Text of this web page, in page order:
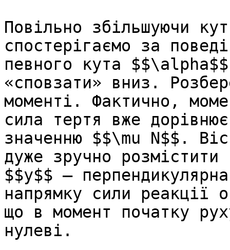
Повiльно збiльшуючи
спостерiгаємо за
певного кута
«сповзати» вниз.
моменті. Фактично,
сила тертя вже
значенню $$\mu N$$.
дуже зручно
$$y$$ –
напрямку сили реакцiї
що в момент початку
нулеві.